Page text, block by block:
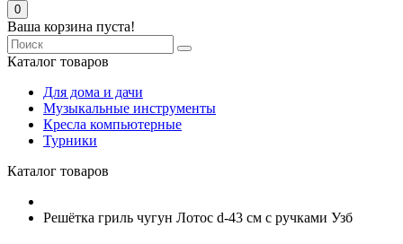
0
Ваша корзина пуста!
Каталог товаров
Для дома и дачи
Музыкальные инструменты
Кресла компьютерные
Турники
Каталог товаров
Решётка гриль чугун Лотос d-43 см с ручками Узб